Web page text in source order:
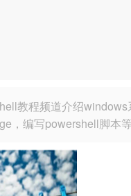
教程频道介绍
，编写powershell脚本等